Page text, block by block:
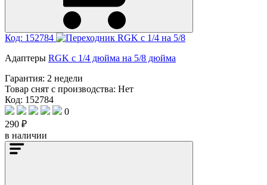
Код: 152784
Адаптеры RGK с 1/4 дюйма на 5/8 дюйма
Гарантия: 2 недели
Товар снят с производства: Нет
Код: 152784
0
290 ₽
в наличии